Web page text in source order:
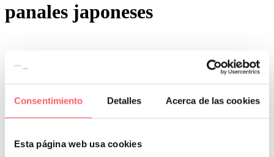
Consentimiento Detalles Acerca de las cookies
Esta página web usa cookies
panales japoneses
0
para tu hogar!